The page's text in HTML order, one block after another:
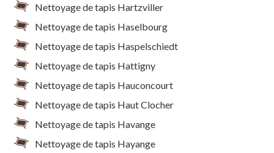
Nettoyage de tapis Hartzviller
Nettoyage de tapis Haselbourg
Nettoyage de tapis Haspelschiedt
Nettoyage de tapis Hattigny
Nettoyage de tapis Hauconcourt
Nettoyage de tapis Haut Clocher
Nettoyage de tapis Havange
Nettoyage de tapis Hayange